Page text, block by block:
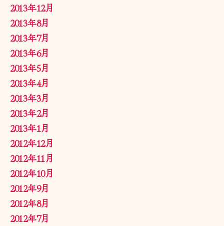
2013年12月
2013年8月
2013年7月
2013年6月
2013年5月
2013年4月
2013年3月
2013年2月
2013年1月
2012年12月
2012年11月
2012年10月
2012年9月
2012年8月
2012年7月